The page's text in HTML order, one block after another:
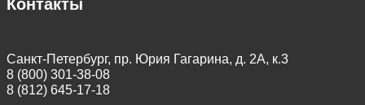
Контакты
Санкт-Петербург, пр. Юрия Гагарина, д. 2А, к.3
8 (800) 301-38-08
8 (812) 645-17-18